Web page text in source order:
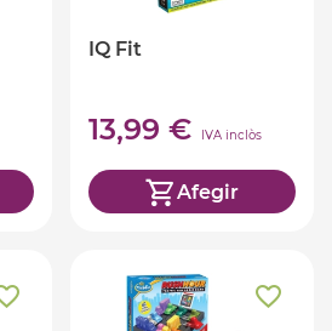
IQ Fit
13,99 € IVA inclòs
Afegir